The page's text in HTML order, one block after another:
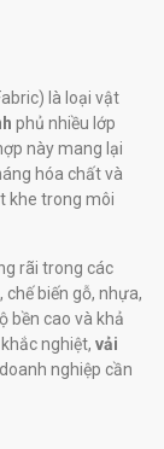
là loại vật
phủ nhiều lớp
này mang lại
hóa chất và
khe trong môi
rãi trong các
biến gỗ, nhựa,
bền cao và khả
nghiệt, vải
nghiệp cần